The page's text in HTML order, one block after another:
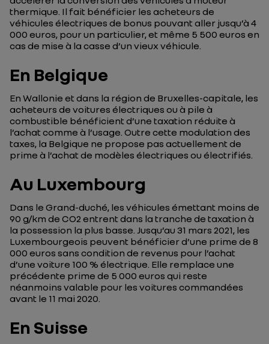
thermique. Il fait bénéficier les acheteurs de
véhicules électriques de bonus pouvant aller jusqu’à 4
000 euros, pour un particulier, et même 5 500 euros en
cas de mise à la casse d’un vieux véhicule.
En Belgique
En Wallonie et dans la région de Bruxelles-capitale, les
acheteurs de voitures électriques ou à pile à
combustible bénéficient d’une taxation réduite à
l’achat comme à l’usage. Outre cette modulation des
taxes, la Belgique ne propose pas actuellement de
prime à l’achat de modèles électriques ou électrifiés.
Au Luxembourg
Dans le Grand-duché, les véhicules émettant moins de
90 g/km de CO2 entrent dans la tranche de taxation à
la possession la plus basse. Jusqu’au 31 mars 2021, les
Luxembourgeois peuvent bénéficier d’une prime de 8
000 euros sans condition de revenus pour l’achat
d’une voiture 100 % électrique. Elle remplace une
précédente prime de 5 000 euros qui reste
néanmoins valable pour les voitures commandées
avant le 11 mai 2020.
En Suisse